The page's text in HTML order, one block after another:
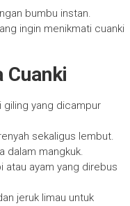
bumbu instan.
ingin menikmati cuanki
Cuanki
giling yang dicampur
sekaligus lembut.
dalam mangkuk.
atau ayam yang direbus
jeruk limau untuk